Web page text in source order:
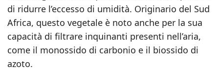
di ridurre l’eccesso di umidità. Originario del Sud
Africa, questo vegetale è noto anche per la sua
capacità di filtrare inquinanti presenti nell’aria,
come il monossido di carbonio e il biossido di
azoto.